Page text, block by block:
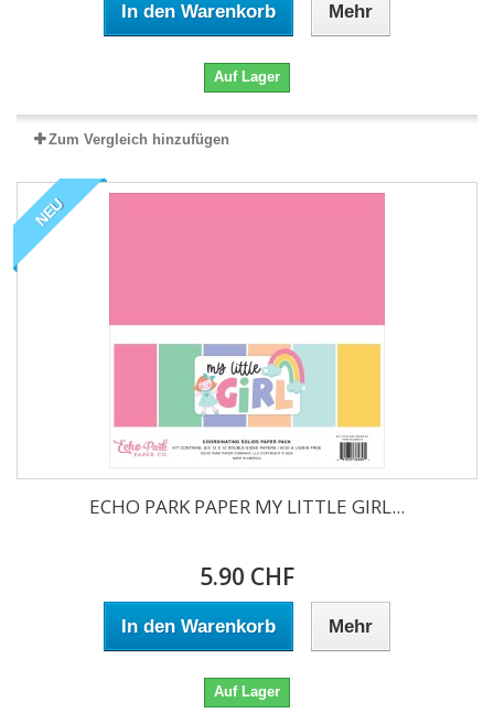
In den Warenkorb Mehr
Auf Lager
Zum Vergleich hinzufügen
NEU
ECHO PARK PAPER MY LITTLE GIRL...
5.90 CHF
In den Warenkorb Mehr
Auf Lager